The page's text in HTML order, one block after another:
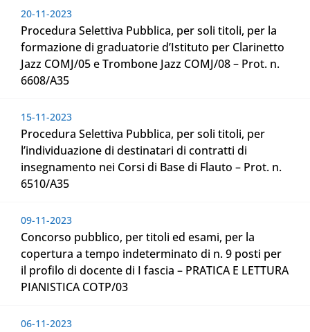
20-11-2023
Procedura Selettiva Pubblica, per soli titoli, per la
formazione di graduatorie d’Istituto per Clarinetto
Jazz COMJ/05 e Trombone Jazz COMJ/08 – Prot. n.
6608/A35
15-11-2023
Procedura Selettiva Pubblica, per soli titoli, per
l’individuazione di destinatari di contratti di
insegnamento nei Corsi di Base di Flauto – Prot. n.
6510/A35
09-11-2023
Concorso pubblico, per titoli ed esami, per la
copertura a tempo indeterminato di n. 9 posti per
il profilo di docente di I fascia – PRATICA E LETTURA
PIANISTICA COTP/03
06-11-2023